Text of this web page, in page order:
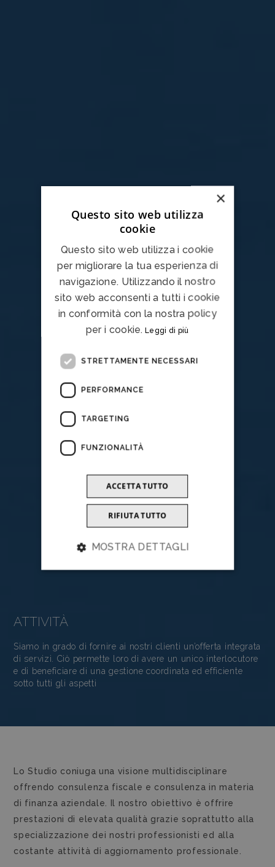
ATTIVITÀ
Siamo in grado di fornire ai nostri clienti un’offerta integrata
di servizi. Ciò permette loro di avere un unico interlocutore
e di beneficiare di una gestione coordinata ed efficiente
sotto tutti gli aspetti
Lo Studio coniuga una visione multidisciplinare
offrendo consulenza fiscale e consulenza in materia
di finanza aziendale. Il nostro obiettivo è offrire
prestazioni di elevata qualità grazie soprattutto alla
specializzazione dei nostri professionisti ed alla
costante attività di aggiornamento professionale.
×
Questo sito web utilizza
cookie
Questo sito web utilizza i cookie
per migliorare la tua esperienza di
navigazione. Utilizzando il nostro
sito web acconsenti a tutti i cookie
in conformità con la nostra policy
per i cookie. Leggi di più
STRETTAMENTE NECESSARI
PERFORMANCE
TARGETING
FUNZIONALITÀ
ACCETTA TUTTO
RIFIUTA TUTTO
MOSTRA DETTAGLI